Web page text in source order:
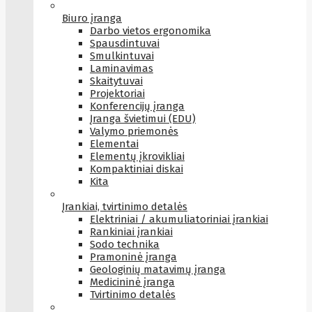
Biuro įranga
Darbo vietos ergonomika
Spausdintuvai
Smulkintuvai
Laminavimas
Skaitytuvai
Projektoriai
Konferencijų įranga
Įranga švietimui (EDU)
Valymo priemonės
Elementai
Elementų įkrovikliai
Kompaktiniai diskai
Kita
Įrankiai, tvirtinimo detalės
Elektriniai / akumuliatoriniai įrankiai
Rankiniai įrankiai
Sodo technika
Pramoninė įranga
Geologinių matavimų įranga
Medicininė įranga
Tvirtinimo detalės